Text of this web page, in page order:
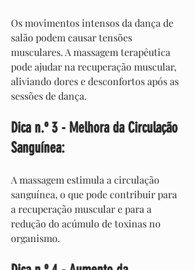
Os movimentos intensos da dança de
salão podem causar tensões
musculares. A massagem terapêutica
pode ajudar na recuperação muscular,
aliviando dores e desconfortos após as
sessões de dança.
Dica n.º 3 - Melhora da Circulação
Sanguínea:
A massagem estimula a circulação
sanguínea, o que pode contribuir para
a recuperação muscular e para a
redução do acúmulo de toxinas no
organismo.